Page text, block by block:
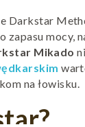
Darkstar
zapasu mocy,
Mikado
na łowisku.